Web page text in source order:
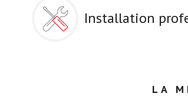
Installation
LA